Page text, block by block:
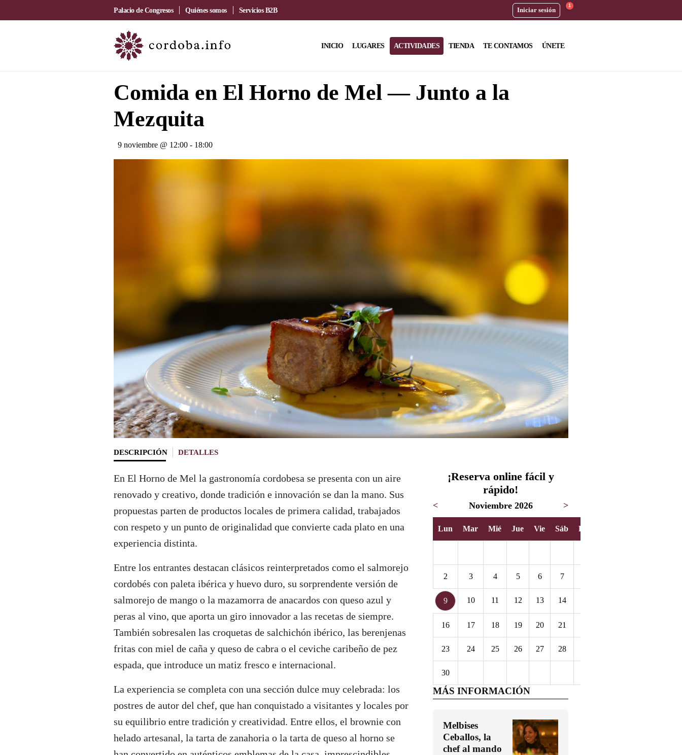
Palacio de Congresos Quiénes somos Servicios B2B Iniciar sesión
1
INICIO LUGARES ACTIVIDADES TIENDA TE CONTAMOS ÚNETE
Comida en El Horno de Mel — Junto a la
Mezquita
9 noviembre @ 12:00 - 18:00
DESCRIPCIÓN DETALLES
En El Horno de Mel la gastronomía cordobesa se presenta con un aire
renovado y creativo, donde tradición e innovación se dan la mano. Sus
propuestas parten de productos locales de primera calidad, trabajados
con respeto y un punto de originalidad que convierte cada plato en una
experiencia distinta.
Entre los entrantes destacan clásicos reinterpretados como el salmorejo
cordobés con paleta ibérica y huevo duro, su sorprendente versión de
salmorejo de mango o la mazamorra de anacardos con queso azul y
peras al vino, que aporta un giro innovador a las recetas de siempre.
También sobresalen las croquetas de salchichón ibérico, las berenjenas
fritas con miel de caña y queso de cabra o el ceviche caribeño de pez
espada, que introduce un matiz fresco e internacional.
La experiencia se completa con una sección dulce muy celebrada: los
postres de autor del chef, que han conquistado a visitantes y locales por
su equilibrio entre tradición y creatividad. Entre ellos, el brownie con
helado artesanal, la tarta de zanahoria o la tarta de queso al horno se
¡Reserva online fácil y
rápido!
< Noviembre 2026 >
Lun Mar Mié Jue Vie Sáb Dom
2 3 4 5 6 7
9 10 11 12 13 14
16 17 18 19 20 21
23 24 25 26 27 28
30
MÁS INFORMACIÓN
Melbises
Ceballos, la
chef al mando